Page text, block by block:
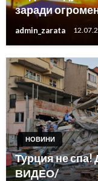
заради
admin_zarata
НОВИНИ
Турция не спа!
ВИДЕО/